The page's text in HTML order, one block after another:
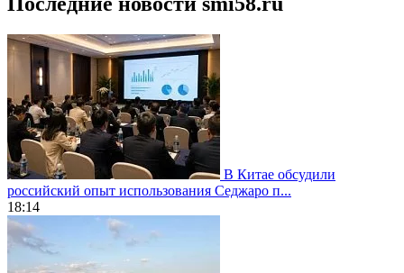
В Китае обсудили
российский опыт использования Седжаро п...
18:14